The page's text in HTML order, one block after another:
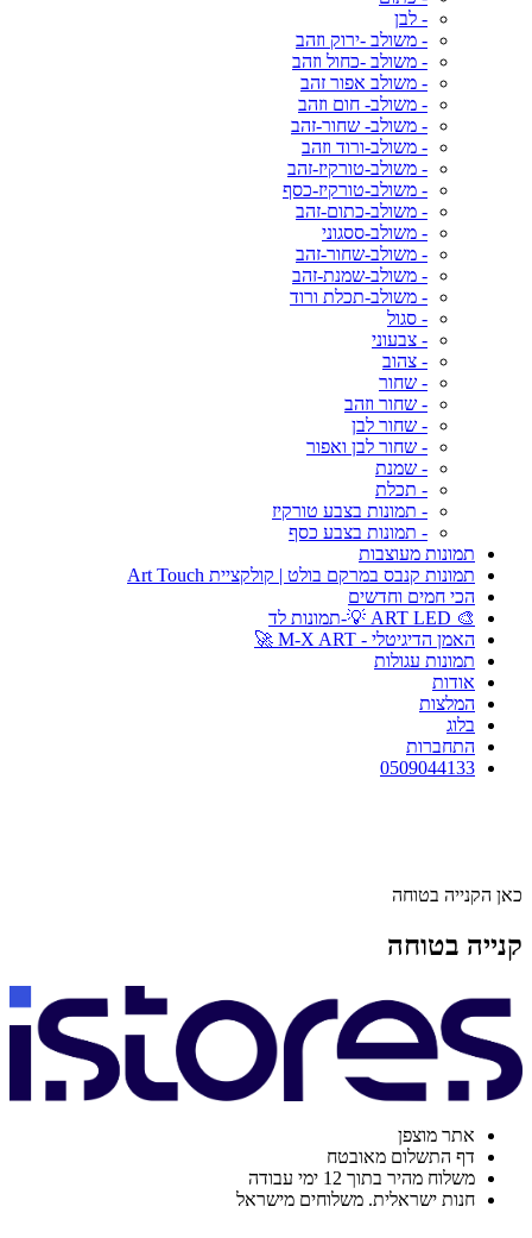
- לבן
- משולב -ירוק וזהב
- משולב -כחול וזהב
- משולב אפור זהב
- משולב- חום וזהב
- משולב- שחור-זהב
- משולב-ורוד וזהב
- משולב-טורקיז-זהב
- משולב-טורקיז-כסף
- משולב-כתום-זהב
- משולב-ססגוני
- משולב-שחור-זהב
- משולב-שמנת-זהב
- משולב-תכלת ורוד
- סגול
- צבעוני
- צהוב
- שחור
- שחור וזהב
- שחור לבן
- שחור לבן ואפור
- שמנת
- תכלת
- תמונות בצבע טורקיז
- תמונות בצבע כסף
תמונות מעוצבות
תמונות קנבס במרקם בולט | קולקציית Art Touch
הכי חמים וחדשים
🎨 ART LED 💡-תמונות לד
האמן הדיגיטלי - M-X ART 🚀
תמונות עגולות
אודות
המלצות
בלוג
התחברות
0509044133
כאן הקנייה בטוחה
קנייה בטוחה
אתר מוצפן
דף התשלום מאובטח
משלוח מהיר בתוך 12 ימי עבודה
חנות ישראלית. משלוחים מישראל